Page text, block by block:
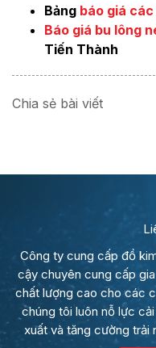
Bảng báo giá
Báo giá bu lông
Tiến Thành
Chia sẻ bài viết
Công ty cung cấp đồ
cậy chuyên cung cấp
chất lượng cao cho các
chúng tôi luôn nỗ lực
xuất và tăng cường trải